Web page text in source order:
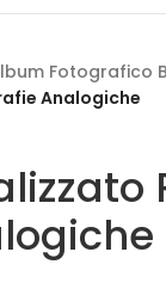
Fotografico
Analogiche